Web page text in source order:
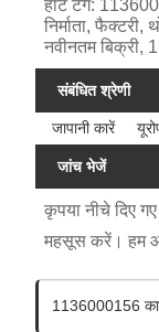
हॉट टैग:
निर्माता,
नवीनतम बिक्री, 1
संबंधित श्रेणी
जापानी कारें
जांच भेजें
कृपया नीचे दिए
महसूस करें। हम